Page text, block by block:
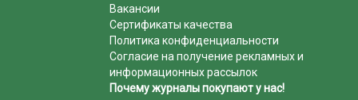
Вакансии
Сертификаты качества
Политика конфиденциальности
Согласие на получение рекламных и
информационных рассылок
Почему журналы покупают у нас!